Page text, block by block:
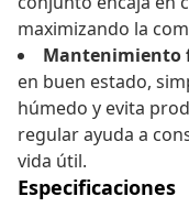
maximizando la
Mantenimiento
en buen estado,
húmedo y evita
regular ayuda a
vida útil.
Especificaciones